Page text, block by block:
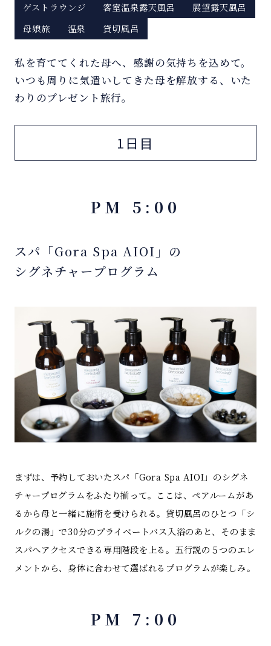
ゲストラウンジ 客室温泉露天風呂
展望露天風呂
母娘旅
温泉 貸切風呂
私を育ててくれた母へ、感謝の気持ちを込めて。
いつも周りに気遣いしてきた母を解放する、いた
わりのプレゼント旅行。
1日目
PM 5:00
スパ「Gora Spa AIOI」の
シグネチャープログラム
まずは、予約しておいたスパ「Gora Spa AIOI」のシグネ
チャープログラムをふたり揃って。ここは、ペアルームがあ
るから母と一緒に施術を受けられる。貸切風呂のひとつ「シ
ルクの湯」で30分のプライベートバス入浴のあと、そのまま
スパへアクセスできる専用階段を上る。五行説の５つのエレ
メントから、身体に合わせて選ばれるプログラムが楽しみ。
PM 7:00